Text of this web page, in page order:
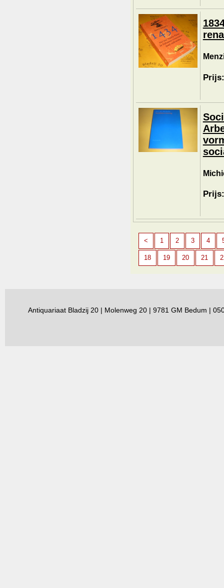
< 1 2 3 4
18 19 20 21
Antiquariaat Bladzij 20 | Molenweg 20 | 9781 GM Bedum |